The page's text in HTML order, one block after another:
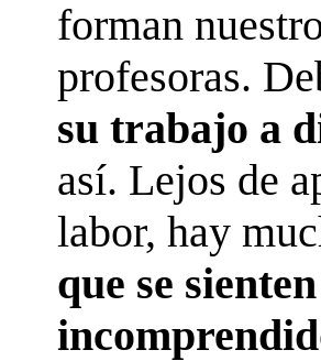
forman
profesoras.
su trabajo a
así. Lejos de
labor, hay
que se